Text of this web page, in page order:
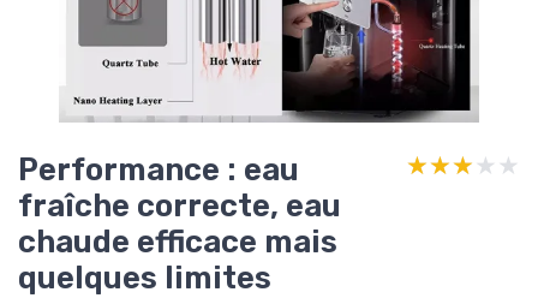
Performance : eau
fraîche correcte, eau
chaude efficace mais
quelques limites
★★★★★
★★★★★